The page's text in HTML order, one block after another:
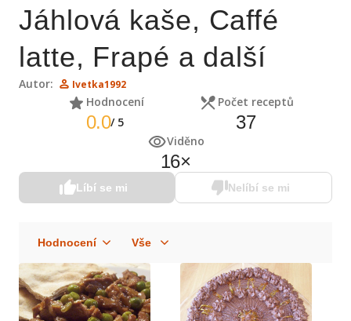
Jáhlová kaše, Caffé
latte, Frapé a další
Autor: Ivetka1992
Hodnocení
0.0/ 5
Počet receptů
37
Viděno
16×
Líbí se mi Nelíbí se mi